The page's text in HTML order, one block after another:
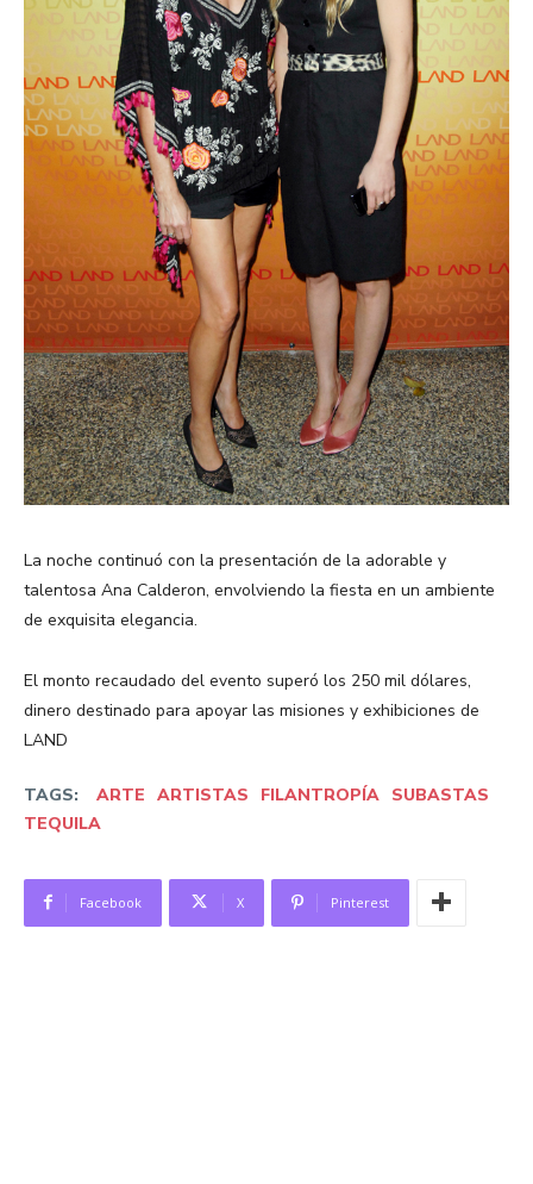
La noche continuó con la presentación de la adorable y
talentosa Ana Calderon, envolviendo la fiesta en un ambiente
de exquisita elegancia.
El monto recaudado del evento superó los 250 mil dólares,
dinero destinado para apoyar las misiones y exhibiciones de
LAND
TAGS: ARTE ARTISTAS FILANTROPÍA SUBASTAS
TEQUILA
Facebook X Pinterest